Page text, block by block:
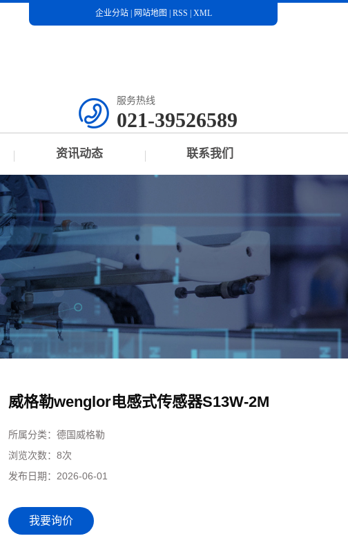
企业分站| 网站地图 RSS XML
服务热线
021-39526589
资讯动态 联系我们
威格勒wenglor电感式传感器S13W-2M
所属分类：德国威格勒
浏览次数：8次
发布日期： 2026-06-01
我要询价